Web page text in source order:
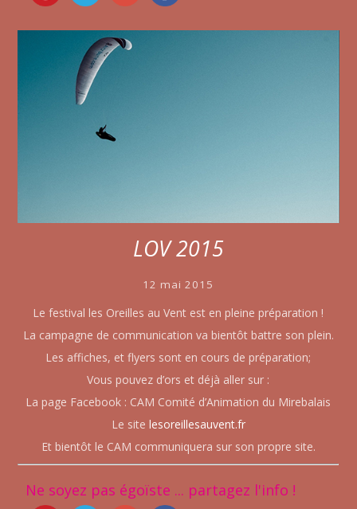
LOV 2015
12 mai 2015
Le festival les Oreilles au Vent est en pleine préparation !
La campagne de communication va bientôt battre son plein.
Les affiches, et flyers sont en cours de préparation;
Vous pouvez d’ors et déjà aller sur :
La page Facebook : CAM Comité d’Animation du Mirebalais
Le site lesoreillesauvent.fr
Et bientôt le CAM communiquera sur son propre site.
Ne soyez pas égoïste ... partagez l'info !